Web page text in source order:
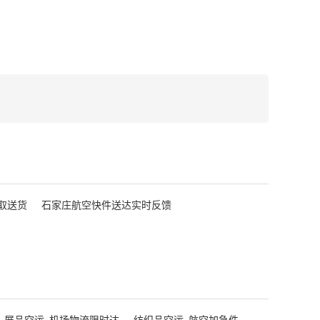
送货 石家庄航空快件送达实时反馈